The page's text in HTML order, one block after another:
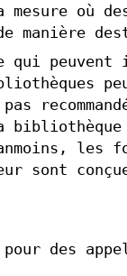
où
manière
qui peuvent
bibliothèque
les
sont
des